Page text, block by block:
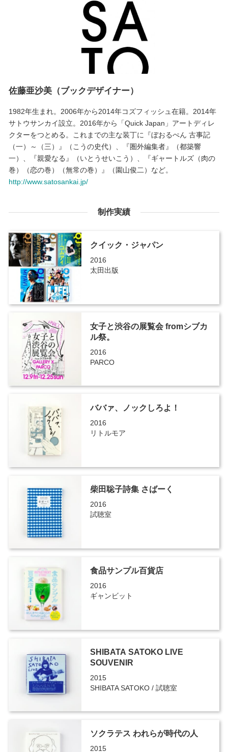
佐藤亜沙美（ブックデザイナー）
1982年生まれ。2006年から2014年コズフィッシュ在籍。2014年
サトウサンカイ設立。2016年から「Quick Japan」アートディレ
クターをつとめる。これまでの主な装丁に『ぼおるぺん 古事記
（一）～（三）』（こうの史代）、『圏外編集者』（都築響
一）、『親愛なる』（いとうせいこう）、『ギャートルズ（肉の
巻）（恋の巻）（無常の巻）』（園山俊二）など。
http://www.satosankai.jp/
制作実績
クイック・ジャパン
2016
太田出版
女子と渋谷の展覧会 fromシブカ
ル祭。
2016
PARCO
ババァ、ノックしろよ！
2016
リトルモア
柴田聡子詩集 さばーく
2016
試聴室
食品サンプル百貨店
2016
ギャンビット
SHIBATA SATOKO LIVE
SOUVENIR
2015
SHIBATA SATOKO / 試聴室
ソクラテス われらが時代の人
2015